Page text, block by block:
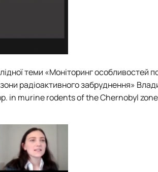
теми «Моніторинг особливостей
радіоактивного забруднення»
in murine rodents of the Chernobyl